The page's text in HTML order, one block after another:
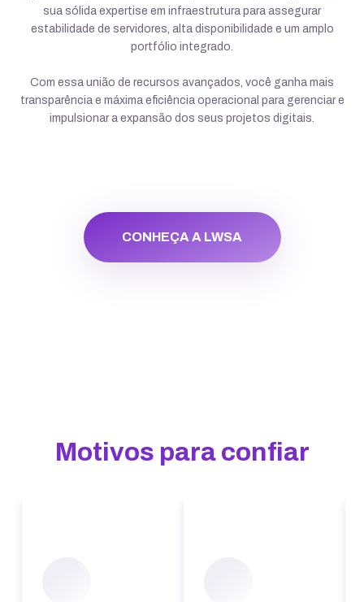
sua sólida expertise em infraestrutura para assegurar
estabilidade de servidores, alta disponibilidade e um amplo
portfólio integrado.
Com essa união de recursos avançados, você ganha mais
transparência e máxima eficiência operacional para gerenciar e
impulsionar a expansão dos seus projetos digitais.
CONHEÇA A LWSA
Motivos para confiar